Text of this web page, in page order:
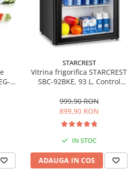
STARCREST
Vitrina frigorifica STARCREST
SBC-92BKE, 93 L, Control
83.2 cm, Negru
999,90 RON
899,90 RON
IN STOC
ADAUGA IN COS